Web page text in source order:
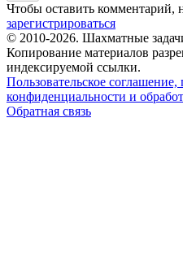
Чтобы оставить комментарий,
зарегистрироваться
© 2010-2026. Шахматные
Копирование материалов
индексируемой ссылки.
Пользовательское
конфиденциальности и
Обратная связь